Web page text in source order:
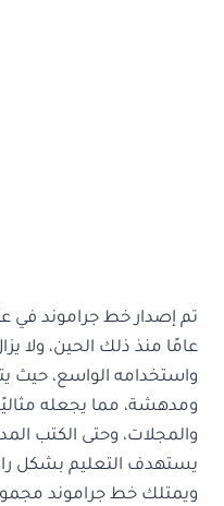
عامًا منذ ذلك الحين، ولا
واستخدامه الواسع، حيث
ومدهشة، مما يجعله
والمجلات، وحتى الكتب
يستهدف التعليم بشكل
ويمتلك خط جراموند